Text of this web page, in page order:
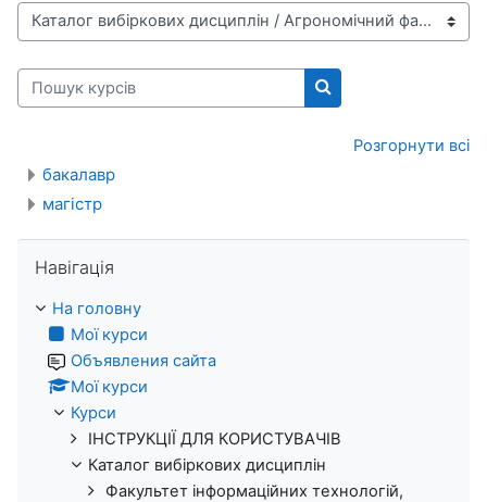
Категорії курсів
Пошук курсів
Пошук курсів
Розгорнути всі
бакалавр
магістр
Навігація
На головну
Мої курси
Объявления сайта
Мої курси
Курси
ІНСТРУКЦІЇ ДЛЯ КОРИСТУВАЧІВ
Каталог вибіркових дисциплін
Факультет інформаційних технологій,